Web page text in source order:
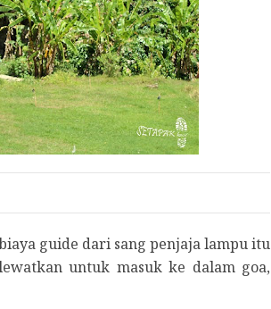
guide dari sang penjaja lampu itu
untuk masuk ke dalam goa,